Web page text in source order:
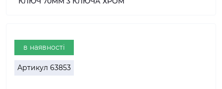
в наявності
Артикул 63853